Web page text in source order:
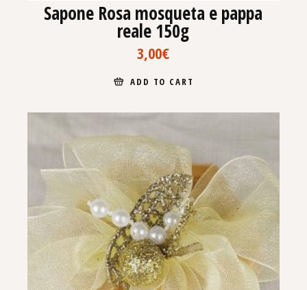
Sapone Rosa mosqueta e pappa
reale 150g
3,00€
ADD TO CART